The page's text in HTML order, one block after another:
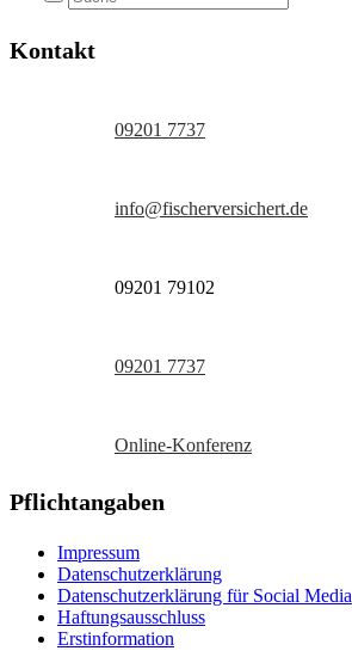
Kontakt
09201 7737
info@fischerversichert.de
09201 79102
09201 7737
Online-Konferenz
Pflichtangaben
Impressum
Datenschutzerklärung
Datenschutzerklärung für Social Media
Haftungsausschluss
Erstinformation